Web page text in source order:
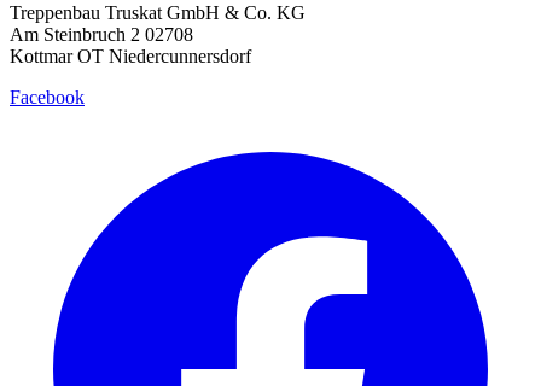
Treppenbau Truskat GmbH & Co. KG
Am Steinbruch 2 02708
Kottmar OT Niedercunnersdorf
Facebook